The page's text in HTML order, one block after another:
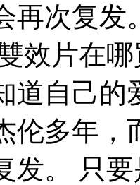
再次复发
效片在
道自己的
伦多年，
发。 只